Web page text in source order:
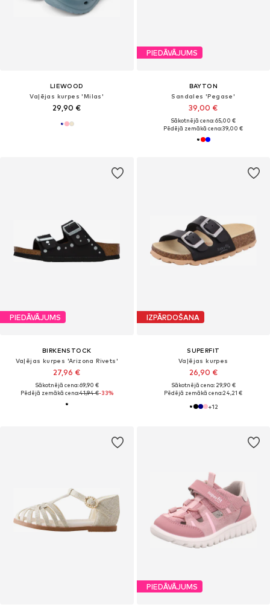
LIEWOOD
Vaļējas kurpes 'Milas'
29,90 €
PIEDĀVĀJUMS
BAYTON
Sandales 'Pegase'
39,00 €
Sākotnējā cena: 65,00 €
Pēdējā zemākā cena:39,00 €
PIEDĀVĀJUMS
BIRKENSTOCK
Vaļējas kurpes 'Arizona Rivets'
27,96 €
Sākotnējā cena: 69,90 €
Pēdējā zemākā cena:41,94 €-33%
IZPĀRDOŠANA
SUPERFIT
Vaļējas kurpes
26,90 €
Sākotnējā cena: 29,90 €
Pēdējā zemākā cena:24,21 €
+12
PIEDĀVĀJUMS